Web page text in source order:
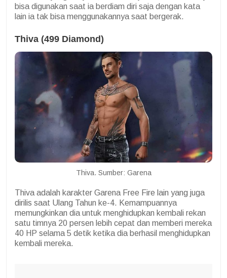
bisa digunakan saat ia berdiam diri saja dengan kata
lain ia tak bisa menggunakannya saat bergerak.
Thiva (499 Diamond)
Thiva. Sumber: Garena
Thiva adalah karakter Garena Free Fire lain yang juga
dirilis saat Ulang Tahun ke-4. Kemampuannya
memungkinkan dia untuk menghidupkan kembali rekan
satu timnya 20 persen lebih cepat dan memberi mereka
40 HP selama 5 detik ketika dia berhasil menghidupkan
kembali mereka.